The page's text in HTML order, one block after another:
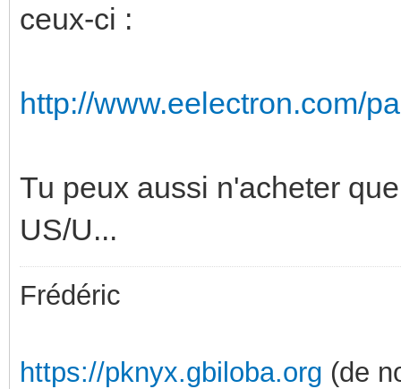
ceux-ci :
http://www.eelectron.com/
Tu peux aussi n'acheter
US/U...
Frédéric
https://pknyx.gbiloba.org (de